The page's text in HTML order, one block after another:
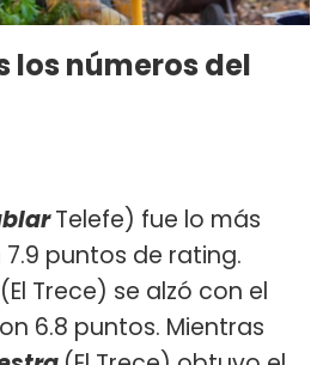
los números del
Telefe) fue lo más
puntos de rating.
(El Trece) se alzó con el
6.8 puntos. Mientras